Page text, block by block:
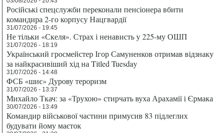
Російські спецслужби переконали пенсіонера вбити
командира 2-го корпусу Нацгвардії
31/07/2026 - 19:45
Не тільки «Скеля». Страх і ненависть у 225-му ОШП
31/07/2026 - 18:19
Український гросмейстер Ігор Самуненков отримав відзнаку
за найкрасивіший хід на Titled Tuesday
31/07/2026 - 14:48
ФСБ «шиє» Дурову тероризм
31/07/2026 - 13:37
Михайло Ткач: за «Трухою» стирчать вуха Арахамії і Єрмака
30/07/2026 - 13:49
Командир військової частини примусив 83 підлеглих
будувати йому маєток